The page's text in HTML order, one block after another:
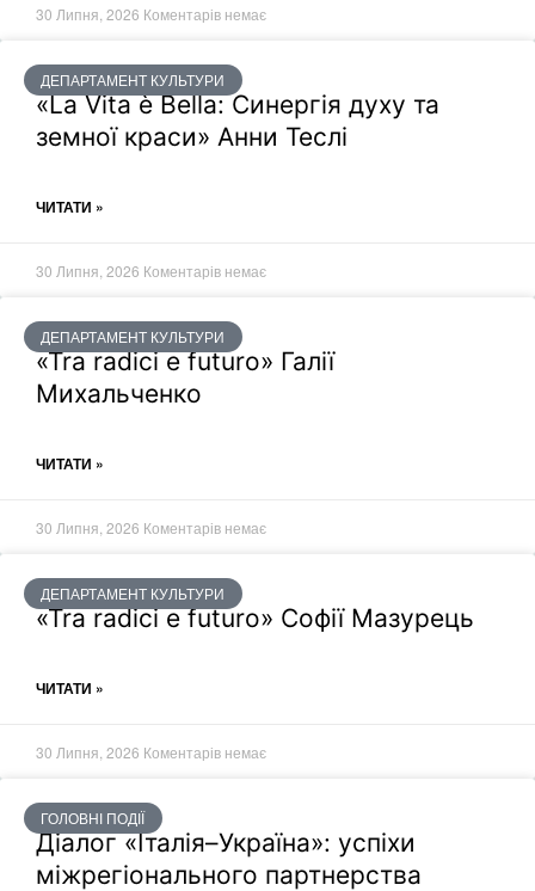
30 Липня, 2026 Коментарів немає
ДЕПАРТАМЕНТ КУЛЬТУРИ
«La Vita è Bella: Синергія духу та
земної краси» Анни Теслі
ЧИТАТИ »
30 Липня, 2026 Коментарів немає
ДЕПАРТАМЕНТ КУЛЬТУРИ
«Tra radici e futuro» Галії
Михальченко
ЧИТАТИ »
30 Липня, 2026 Коментарів немає
ДЕПАРТАМЕНТ КУЛЬТУРИ
«Tra radici e futuro» Софії Мазурець
ЧИТАТИ »
30 Липня, 2026 Коментарів немає
ГОЛОВНІ ПОДІЇ
Діалог «Італія–Україна»: успіхи
міжрегіонального партнерства